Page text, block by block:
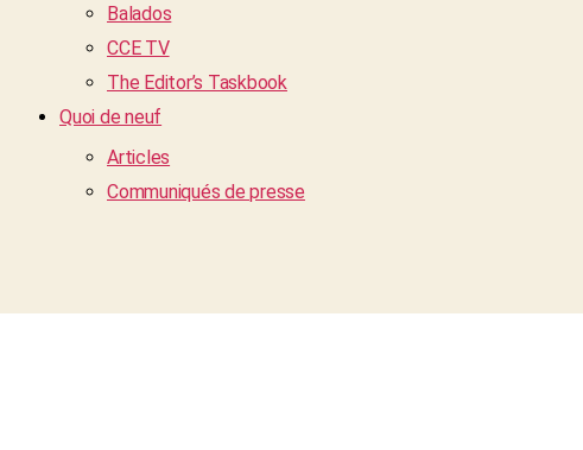
Balados
CCE TV
The Editor’s Taskbook
Quoi de neuf
Articles
Communiqués de presse